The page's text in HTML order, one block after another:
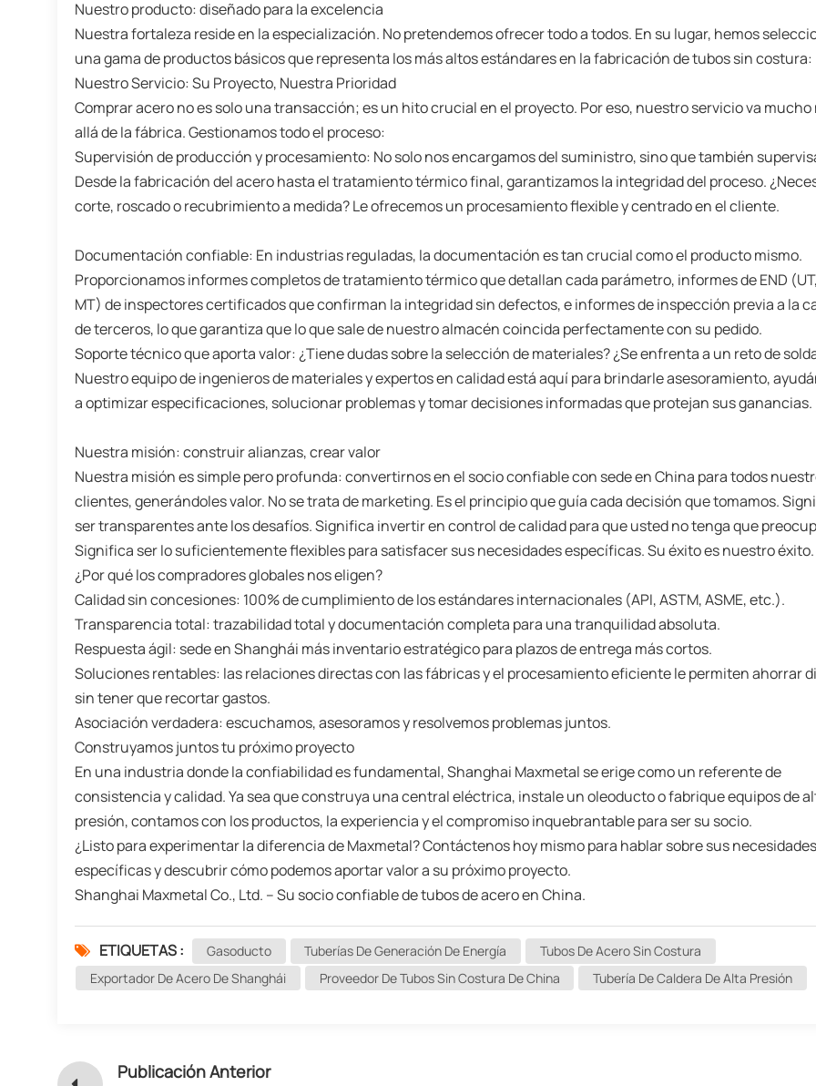
Nuestro producto: diseñado para la excelencia
Nuestra fortaleza reside en la especialización. No pretendemos ofrecer todo a todos. En su lugar, hemos
una gama de productos básicos que representa los más altos estándares en la fabricación de tubos sin costura:
Nuestro Servicio: Su Proyecto, Nuestra Prioridad
Comprar acero no es solo una transacción; es un hito crucial en el proyecto. Por eso, nuestro servicio va mucho
allá de la fábrica. Gestionamos todo el proceso:
Supervisión de producción y procesamiento: No solo nos encargamos del suministro, sino que también
Desde la fabricación del acero hasta el tratamiento térmico final, garantizamos la integridad del proceso.
corte, roscado o recubrimiento a medida? Le ofrecemos un procesamiento flexible y centrado en el cliente.
Documentación confiable: En industrias reguladas, la documentación es tan crucial como el producto mismo.
Proporcionamos informes completos de tratamiento térmico que detallan cada parámetro, informes de END
MT) de inspectores certificados que confirman la integridad sin defectos, e informes de inspección previa a la
de terceros, lo que garantiza que lo que sale de nuestro almacén coincida perfectamente con su pedido.
Soporte técnico que aporta valor: ¿Tiene dudas sobre la selección de materiales? ¿Se enfrenta a un reto de
Nuestro equipo de ingenieros de materiales y expertos en calidad está aquí para brindarle asesoramiento,
a optimizar especificaciones, solucionar problemas y tomar decisiones informadas que protejan sus ganancias.
Nuestra misión: construir alianzas, crear valor
Nuestra misión es simple pero profunda: convertirnos en el socio confiable con sede en China para todos
clientes, generándoles valor. No se trata de marketing. Es el principio que guía cada decisión que tomamos.
ser transparentes ante los desafíos. Significa invertir en control de calidad para que usted no tenga que
Significa ser lo suficientemente flexibles para satisfacer sus necesidades específicas. Su éxito es nuestro éxito.
¿Por qué los compradores globales nos eligen?
Calidad sin concesiones: 100% de cumplimiento de los estándares internacionales (API, ASTM, ASME, etc.).
Transparencia total: trazabilidad total y documentación completa para una tranquilidad absoluta.
Respuesta ágil: sede en Shanghái más inventario estratégico para plazos de entrega más cortos.
Soluciones rentables: las relaciones directas con las fábricas y el procesamiento eficiente le permiten ahorrar
sin tener que recortar gastos.
Asociación verdadera: escuchamos, asesoramos y resolvemos problemas juntos.
Construyamos juntos tu próximo proyecto
En una industria donde la confiabilidad es fundamental, Shanghai Maxmetal se erige como un referente de
consistencia y calidad. Ya sea que construya una central eléctrica, instale un oleoducto o fabrique equipos de
presión, contamos con los productos, la experiencia y el compromiso inquebrantable para ser su socio.
¿Listo para experimentar la diferencia de Maxmetal? Contáctenos hoy mismo para hablar sobre sus
específicas y descubrir cómo podemos aportar valor a su próximo proyecto.
Shanghai Maxmetal Co., Ltd. – Su socio confiable de tubos de acero en China.
ETIQUETAS : Gasoducto Tuberías De Generación De Energía
Tubos De Acero Sin Costura
Exportador De Acero De Shanghái
Proveedor De Tubos Sin Costura De China Tubería De Caldera De Alta Presión
Publicación Anterior